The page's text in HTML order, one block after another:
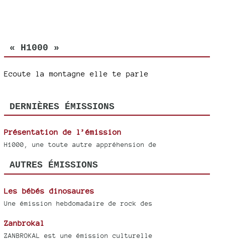
« H1000 »
Ecoute la montagne elle te parle
DERNIÈRES ÉMISSIONS
Présentation de l’émission
H1000, une toute autre appréhension de
AUTRES ÉMISSIONS
Les bébés dinosaures
Une émission hebdomadaire de rock des
Zanbrokal
ZANBROKAL est une émission culturelle